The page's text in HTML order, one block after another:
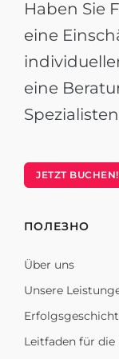
Haben Sie
eine
eine
JETZT BUCHEN!
ПОЛЕЗНО
Über uns
Unsere
Leitfaden für